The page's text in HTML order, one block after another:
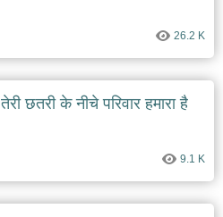
26.2 K
तेरी छतरी के नीचे परिवार हमारा है
9.1 K